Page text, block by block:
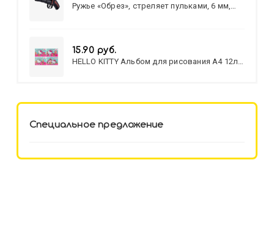
Ружье «Обрез», стреляет пульками, 6 мм,
15.90 руб.
HELLO KITTY Альбом для рисования А4 12л.
Специальное предложение